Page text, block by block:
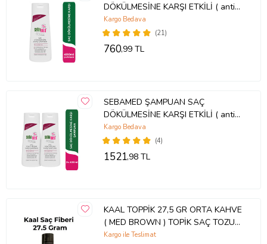
DÖKÜLMESİNE KARŞI ETKİLİ ( anti
hairloss ) 400 ml
(21)
Kargo Bedava
760,99 TL
SEBAMED ŞAMPUAN SAÇ
DÖKÜLMESİNE KARŞI ETKİLİ ( anti
hairloss ) 400 ml x 2
(4)
Kargo Bedava
1521,98 TL
KAAL TOPPİK 27,5 GR ORTA KAHVE
( MED BROWN ) TOPİK SAÇ TOZU
SAÇ FİBERİ KERATİN
Kargo ile Teslimat